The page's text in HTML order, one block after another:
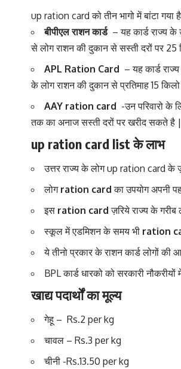
up ration card को तीन भागो में बांटा
बीपीएल राशन कार्ड– यह कार्ड राज्य के
से लोग राशन की दुकान से सस्ती दरों पर
APL Ration Card – यह कार्ड
के लोग राशन की दुकान से प्रतिमाह 15
AAY ration card -उन परिवारो के
तक का अनाज सस्ती दरों पर खरीद सकते है |
up ration card list के लाभ
उत्तर राज्य के लोग up ration card के
लोग ration card का उपयोग अपनी
इस ration card ज़रिये राज्य के
स्कूल में एडमिशन के समय भी ration
ये तीनो प्रकार के राशन कार्ड लोगों
BPL कार्ड धारको को सरकारी
खाद्य पदार्थों का मूल्य
गेहू – Rs.2 per kg
चावल – Rs.3 per kg
चीनी -Rs.13.50 per kg